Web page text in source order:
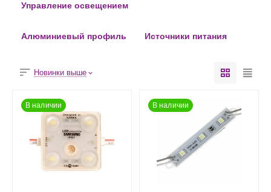
Управление освещением
Алюминиевый профиль Источники питания
Новинки выше
В наличии В наличии